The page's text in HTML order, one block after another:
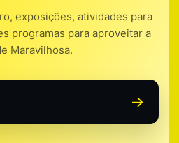
exposições, atividades para
programas para aproveitar a
Maravilhosa.